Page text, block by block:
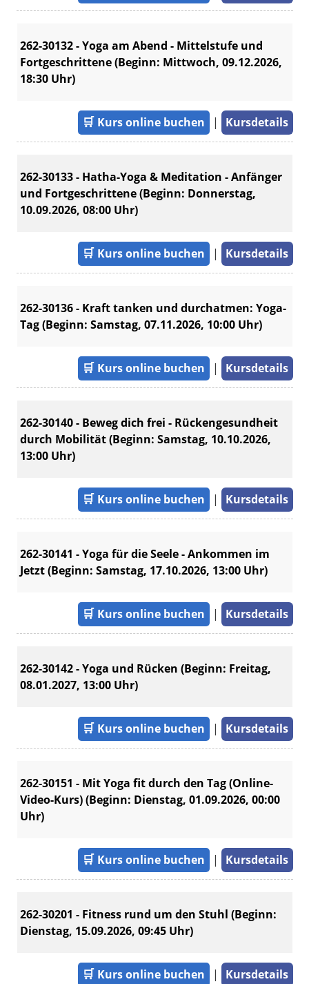
262-30132 - Yoga am Abend - Mittelstufe und
Fortgeschrittene (Beginn: Mittwoch, 09.12.2026,
18:30 Uhr)
🛒 Kurs online buchen | Kursdetails
262-30133 - Hatha-Yoga & Meditation - Anfänger
und Fortgeschrittene (Beginn: Donnerstag,
10.09.2026, 08:00 Uhr)
🛒 Kurs online buchen | Kursdetails
262-30136 - Kraft tanken und durchatmen: Yoga-
Tag (Beginn: Samstag, 07.11.2026, 10:00 Uhr)
🛒 Kurs online buchen | Kursdetails
262-30140 - Beweg dich frei - Rückengesundheit
durch Mobilität (Beginn: Samstag, 10.10.2026,
13:00 Uhr)
🛒 Kurs online buchen | Kursdetails
262-30141 - Yoga für die Seele - Ankommen im
Jetzt (Beginn: Samstag, 17.10.2026, 13:00 Uhr)
🛒 Kurs online buchen | Kursdetails
262-30142 - Yoga und Rücken (Beginn: Freitag,
08.01.2027, 13:00 Uhr)
🛒 Kurs online buchen | Kursdetails
262-30151 - Mit Yoga fit durch den Tag (Online-
Video-Kurs) (Beginn: Dienstag, 01.09.2026, 00:00
Uhr)
🛒 Kurs online buchen | Kursdetails
262-30201 - Fitness rund um den Stuhl (Beginn:
Dienstag, 15.09.2026, 09:45 Uhr)
🛒 Kurs online buchen | Kursdetails